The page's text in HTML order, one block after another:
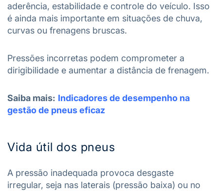
aderência, estabilidade e controle do veículo. Isso
é ainda mais importante em situações de chuva,
curvas ou frenagens bruscas.
Pressões incorretas podem comprometer a
dirigibilidade e aumentar a distância de frenagem.
Saiba mais: Indicadores de desempenho na
gestão de pneus eficaz
Vida útil dos pneus
A pressão inadequada provoca desgaste
irregular, seja nas laterais (pressão baixa) ou no